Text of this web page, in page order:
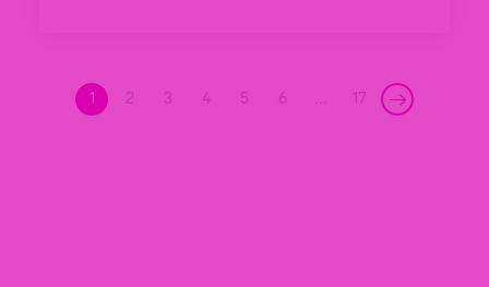
1 2 3 4 5 6 17